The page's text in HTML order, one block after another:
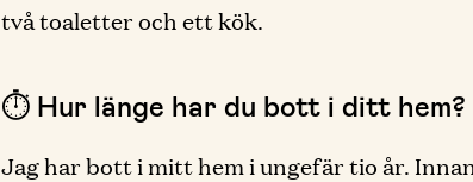
två toaletter och ett kök.
⏱ Hur länge har du bott i ditt hem?
Jag har bott i mitt hem i ungefär tio år.